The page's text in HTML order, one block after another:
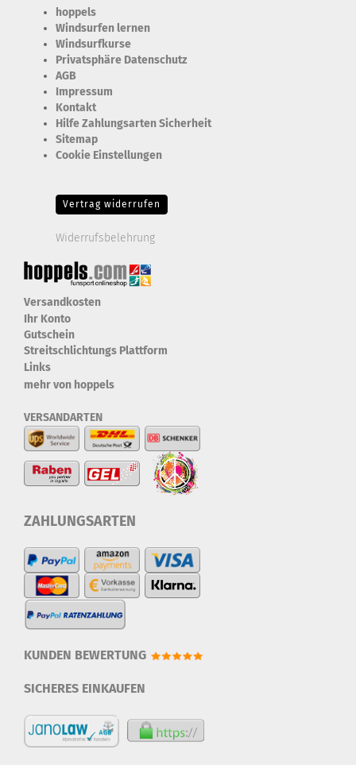
hoppels
Windsurfen lernen
Windsurfkurse
Privatsphäre Datenschutz
AGB
Impressum
Kontakt
Hilfe Zahlungsarten Sicherheit
Sitemap
Cookie Einstellungen
Vertrag widerrufen
Widerrufsbelehrung
Versandkosten
Ihr Konto
Gutschein
Streitschlichtungs Plattform
Links
mehr von hoppels
VERSANDARTEN
ZAHLUNGSARTEN
KUNDEN BEWERTUNG
SICHERES EINKAUFEN